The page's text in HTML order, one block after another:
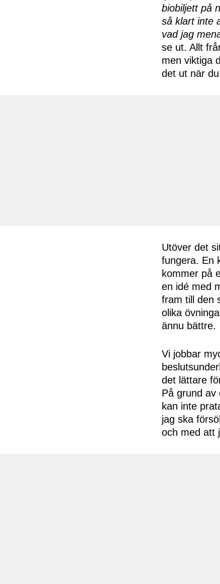
biobiljett på
så klart inte
vad jag
se ut. Allt
men viktiga
det ut när
Utöver det
fungera. En
kommer på
en idé med
fram till den
olika
ännu bättre.
Vi jobbar
det lättare
På grund av
kan inte
jag ska
och med att